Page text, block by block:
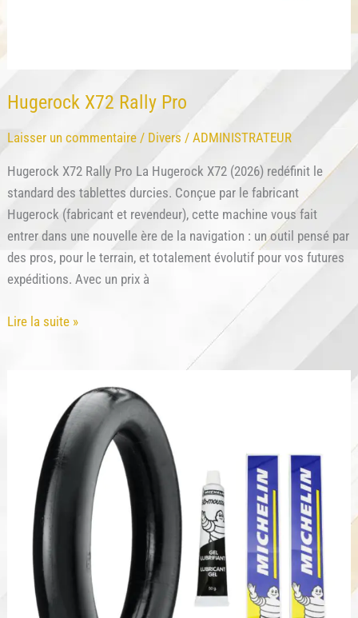
Hugerock X72 Rally Pro
Laisser un commentaire / Divers /ADMINISTRATEUR
Hugerock X72 Rally Pro La Hugerock X72 (2026) redéfinit le
standard des tablettes durcies. Conçue par le fabricant
Hugerock (fabricant et revendeur), cette machine vous fait
entrer dans une nouvelle ère de la navigation : un outil pensé par
des pros, pour le terrain, et totalement évolutif pour vos futures
expéditions. Avec un prix à
Hugerock
Lire la suite »